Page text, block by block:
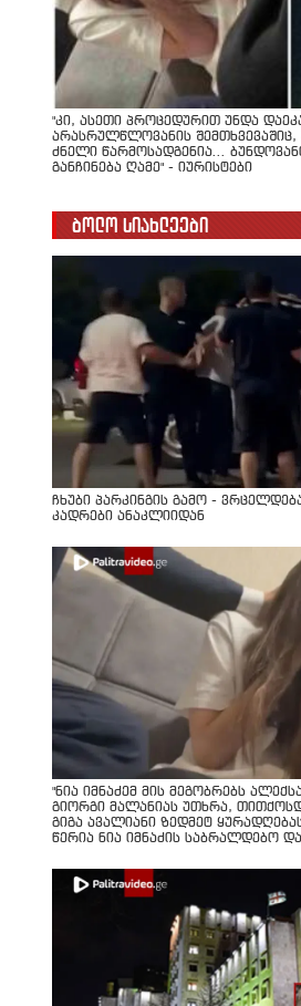
"კი, ასეთი პროცედურით უნდა
არასრულწლოვანის შემთხვევაშიც,
ძნელი წარმოსადგენია...
განჩინება ღამე" - იურისტები
ბოლო სიახლეები
ჩხუბი პარკინგის გამო -
კადრები ანაკლიიდან
"ნია იმნაძემ მის მეგობრებს
გიორგი მალანიას უთხრა,
გიგა ავალიანი ზედმეტ
წერია ნია იმნაძის საბრალდებო